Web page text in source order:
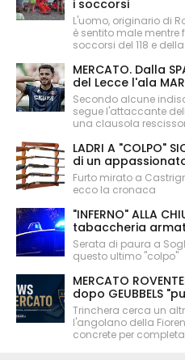
i soccorsi
L'uomo, originario di
è sentito male
soccorsi del 118 e
MERCATO. Dalla
del Lecce l'ala
Secondo alcune
segue l'attaccante
una clausola
LADRI A "COLPO"
di un appassionato
Furto mirato a
ecco la cronaca
"INFERNO" ALLA
tabaccheria
Serata di paura a
questo ultimo "colpo"
MERCATO
dopo GEUBBELS
Trinchera cerca un
l'angolano della
concrete per